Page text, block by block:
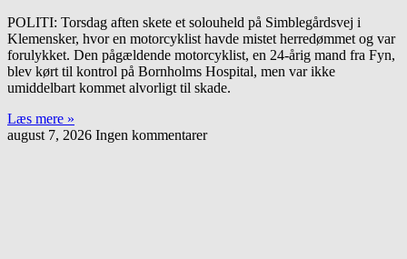
POLITI: Torsdag aften skete et solouheld på Simblegårdsvej i
Klemensker, hvor en motorcyklist havde mistet herredømmet og var
forulykket. Den pågældende motorcyklist, en 24-årig mand fra Fyn,
blev kørt til kontrol på Bornholms Hospital, men var ikke
umiddelbart kommet alvorligt til skade.
Læs mere »
august 7, 2026 Ingen kommentarer